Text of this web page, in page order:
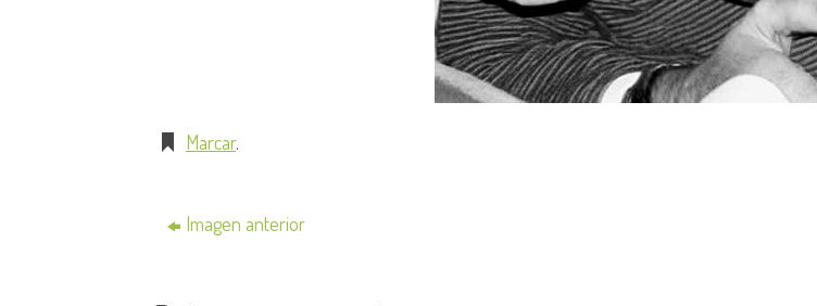
Marcar.
Imagen anterior